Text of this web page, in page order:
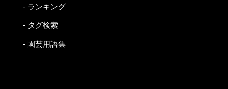
- ランキング
- タグ検索
- 園芸用語集